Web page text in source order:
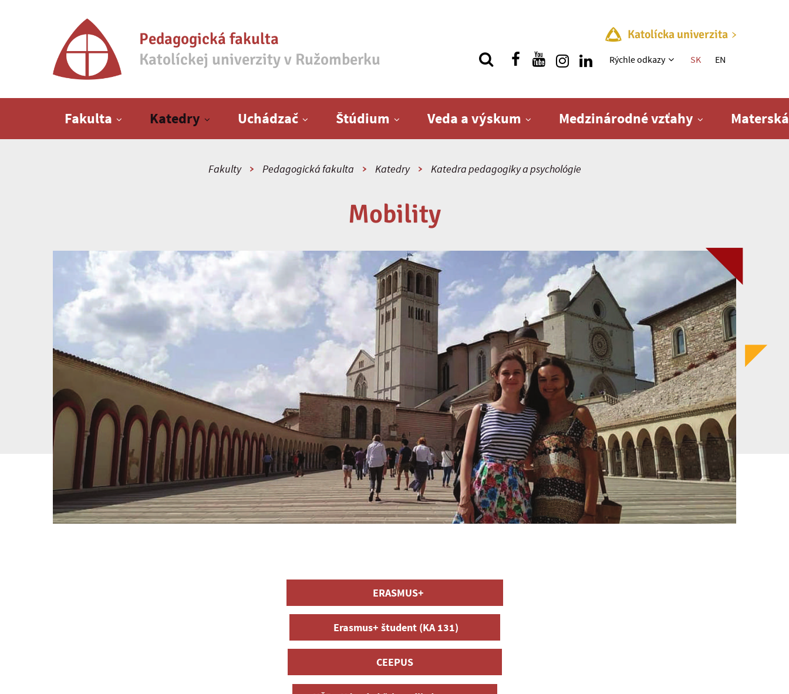
Pedagogická fakulta
Katolíckej univerzity v Ružomberku
Katolícka univerzita
Rýchle menu
Rýchle odkazy SK EN
Fakulta Katedry Uchádzač Štúdium Veda a výskum Medzinárodné vzťahy
Fakulty Pedagogická fakulta Katedry Katedra pedagogiky a psychológie
Mobility
ERASMUS+
Erasmus+ študent (KA 131)
CEEPUS